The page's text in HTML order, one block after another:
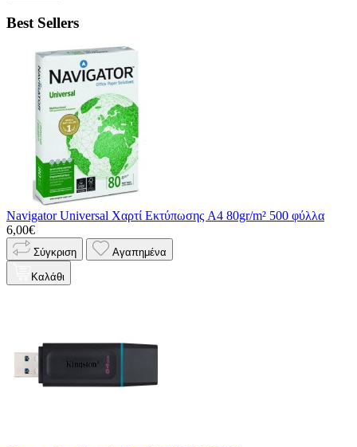
Best Sellers
Navigator Universal Χαρτί Εκτύπωσης A4 80gr/m² 500 φύλλα
6,00€
Σύγκριση Αγαπημένα
Καλάθι